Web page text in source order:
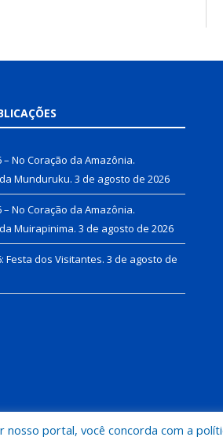
– No Coração da Amazônia.
Munduruku. 3 de agosto de 2026
– No Coração da Amazônia.
Muirapinima. 3 de agosto de 2026
Festa dos Visitantes. 3 de agosto de
nosso portal, você concorda com a